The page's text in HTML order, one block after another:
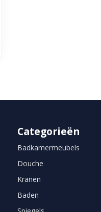
Categorieën
Badkamermeubels
Douche
Kranen
Baden